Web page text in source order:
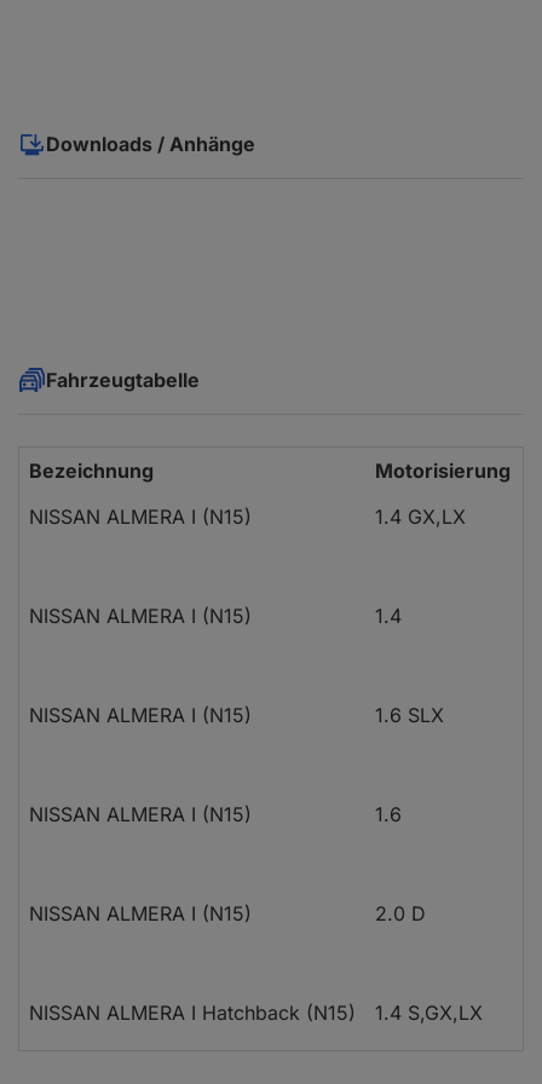
Downloads / Anhänge
Fahrzeugtabelle
Bezeichnung Motorisierung
NISSAN ALMERA I (N15)
1.4 GX,LX
NISSAN ALMERA I (N15) 1.4
NISSAN ALMERA I (N15) 1.6 SLX
NISSAN ALMERA I (N15) 1.6
NISSAN ALMERA I (N15) 2.0 D
NISSAN ALMERA I Hatchback (N15) 1.4 S,GX,LX